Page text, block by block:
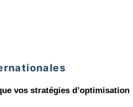
vos stratégies d’optimisation